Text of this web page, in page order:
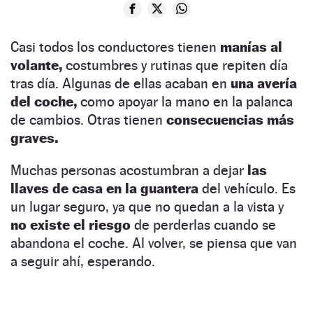
Casi todos los conductores tienen manías al
volante, costumbres y rutinas que repiten día
tras día. Algunas de ellas acaban en una avería
del coche, como apoyar la mano en la palanca
de cambios. Otras tienen consecuencias más
graves.
Muchas personas acostumbran a dejar las
llaves de casa en la guantera del vehículo. Es
un lugar seguro, ya que no quedan a la vista y
no existe el riesgo de perderlas cuando se
abandona el coche. Al volver, se piensa que van
a seguir ahí, esperando.